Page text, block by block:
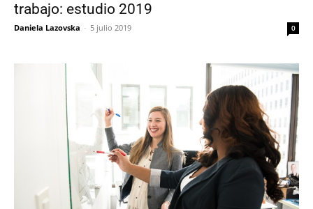
trabajo: estudio 2019
Daniela Lazovska - 5 julio 2019 0